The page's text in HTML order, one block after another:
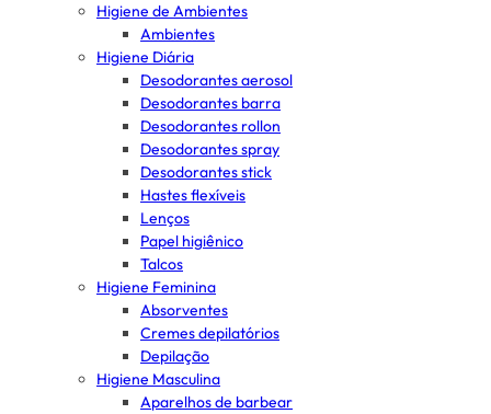
Higiene de Ambientes
Ambientes
Higiene Diária
Desodorantes aerosol
Desodorantes barra
Desodorantes rollon
Desodorantes spray
Desodorantes stick
Hastes flexíveis
Lenços
Papel higiênico
Talcos
Higiene Feminina
Absorventes
Cremes depilatórios
Depilação
Higiene Masculina
Aparelhos de barbear